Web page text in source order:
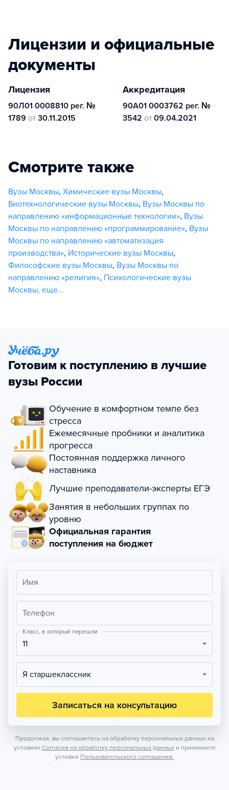
Лицензии и официальные
документы
Лицензия
90Л01 0008810 рег. №
1789 от 30.11.2015
Аккредитация
90А01 0003762 рег. №
3542 от 09.04.2021
Смотрите также
Вузы Москвы, Химические вузы Москвы,
Биотехнологические вузы Москвы, Вузы Москвы по
направлению «информационные технологии», Вузы
Москвы по направлению «программирование», Вузы
Москвы по направлению «автоматизация
производства», Исторические вузы Москвы,
Философские вузы Москвы, Вузы Москвы по
направлению «религия», Психологические вузы
Москвы, еще...
Готовим к поступлению в лучшие
вузы России
Обучение в комфортном темпе без
стресса
Ежемесячные пробники и аналитика
прогресса
Постоянная поддержка личного
наставника
Лучшие преподаватели-эксперты ЕГЭ
Занятия в небольших группах по
уровню
Официальная гарантия
поступления на бюджет
Имя
Телефон
Класс, в который перешли
11
Я старшеклассник
Записаться на консультацию
Продолжая, вы соглашаетесь на обработку персональных данных на
условиях Согласия на обработку персональных данных и принимаете
условия Пользовательского соглашения.